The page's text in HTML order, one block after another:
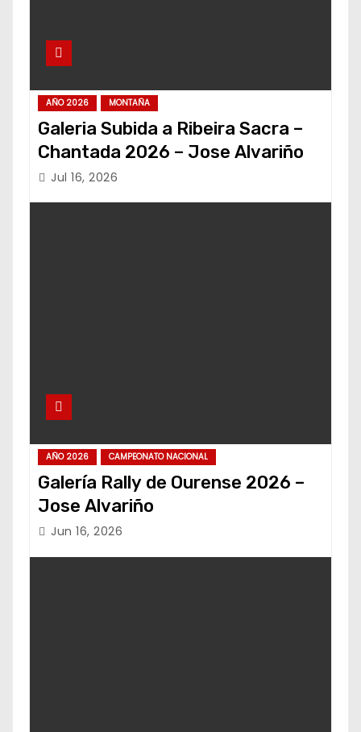
AÑO 2026 MONTAÑA
Galeria Subida a Ribeira Sacra –
Chantada 2026 – Jose Alvariño
Jul 16, 2026
AÑO 2026 CAMPEONATO NACIONAL
Galería Rally de Ourense 2026 –
Jose Alvariño
Jun 16, 2026